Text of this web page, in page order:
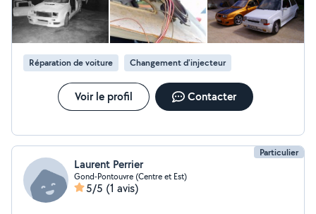
Réparation de voiture Changement d'injecteur
Voir le profil Contacter
Particulier
Laurent Perrier
Gond-Pontouvre (Centre et Est)
5/5 (1 avis)